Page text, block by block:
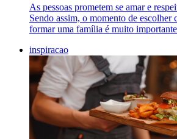
As pessoas prometem se amar e
Sendo assim, o momento de escolher
formar uma família é muito
inspiracao